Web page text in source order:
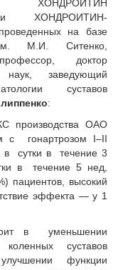
ХОНДРОИТИН
и ХОНДРОИТИН-
на базе
М.И. Ситенко,
доктор
наук, заведующий
суставов
:
ОАО
с гонартрозом I–II
в сутки в течение 3
в течение 5 нед,
пациентов, высокий
эффекта — у 1
в уменьшении
суставов
функции